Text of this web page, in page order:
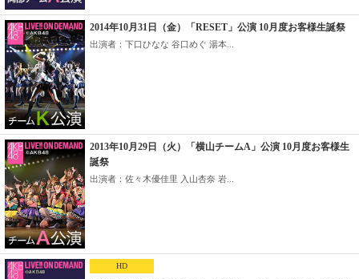
2014年10月31日（金）「RESET」公演 10月度お客様生誕祭
出演者：下口ひなな 谷口めぐ 湯本...
2013年10月29日（火）「横山チームA」公演 10月度お客様生
誕祭
出演者：佐々木優佳里 入山杏奈 岩...
HD